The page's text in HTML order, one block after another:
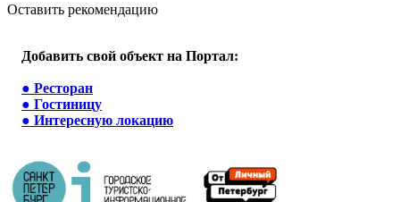
Оставить рекомендацию
Добавить свой объект на Портал:
● Ресторан
● Гостиницу
● Интересную локацию